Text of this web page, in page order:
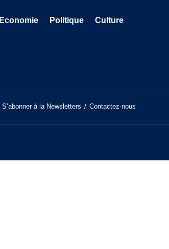
Economie Politique Culture
S’abonner à la Newsletters Contactez-nous